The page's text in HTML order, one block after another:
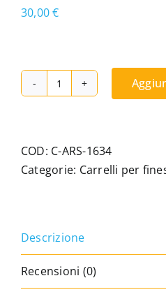
30,00€
Carrello
alluminio
con
compatibile
i
COD: C-ARS-1634
Categorie: Carrelli per
Descrizione
Recensioni (0)